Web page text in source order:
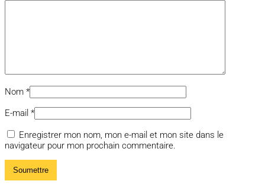
Nom *
E-mail *
Enregistrer mon nom, mon e-mail et mon site dans le
navigateur pour mon prochain commentaire.